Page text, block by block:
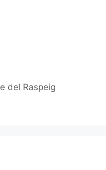
del Raspeig